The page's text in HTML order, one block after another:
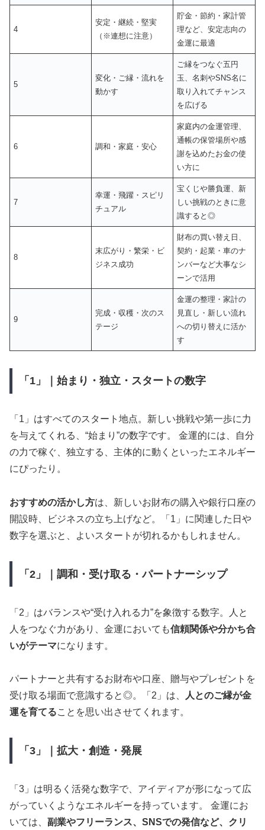
4
安定・継続・堅実
（※連想に注意）
貯金・節約・家計管
理など、安定志向の
金運に最適
5
変化・ご縁・流れを
動かす
ご縁をつなぐ五円
玉、名刺やSNS名に
取り入れてチャンス
を広げる
6 調和・家庭・安心
家庭内の金運管理、
通帳の保管場所や感
謝を込めたお金の使
い方に
7
幸運・飛躍・スピリ
チュアル
宝くじや勝負運、新
しい挑戦のときに意
識すると◎
8
末広がり・繁栄・ビ
ジネス成功
財布の買い替え日、
契約・起業・車のナ
ンバーなど大事なシ
ーンで活用
9
完成・収穫・次のス
テージ
金運の整理・家計の
見直し・新しい流れ
への切り替えに活か
す
「1」｜始まり・独立・スタートの数字
「1」はすべてのスタート地点。新しい挑戦や第一歩に力
を与えてくれる、“始まり”の数字です。 金運的には、自分
の力で稼ぐ、独立する、主体的に動くといったエネルギー
にぴったり。
おすすめの活かし方は、新しいお財布の購入や銀行口座の
開設時、ビジネスの立ち上げなど。「1」に関連した日や
数字を選ぶと、よいスタートが切れるかもしれません。
「2」｜調和・受け取る・パートナーシップ
「2」はバランスや“受け入れる力”を象徴する数字。人と
人をつなぐ力があり、金運においても信頼関係や分かち合
いがテーマになります。
パートナーと共有するお財布や口座、贈与やプレゼントを
受け取る場面で意識すると◎。「2」は、
人とのご縁が金
運を育てることを思い出させてくれます。
「3」｜拡大・創造・発展
「3」は明るく活発な数字で、アイディアが形になって広
がっていくようなエネルギーを持っています。 金運にお
いては、 副業やフリーランス、SNSでの発信など、クリ